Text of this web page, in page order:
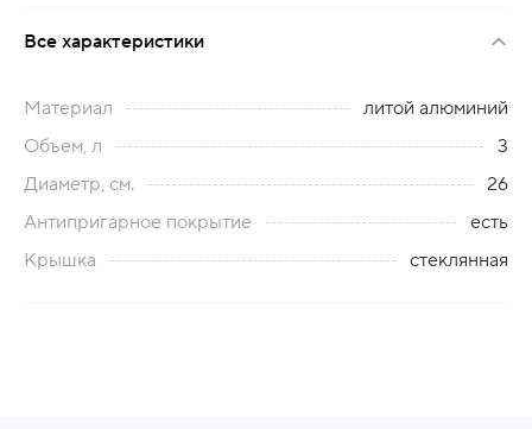
Все характеристики
Материал
литой алюминий
Объем, л
3
Диаметр, см.
26
Антипригарное покрытие
есть
Крышка
стеклянная